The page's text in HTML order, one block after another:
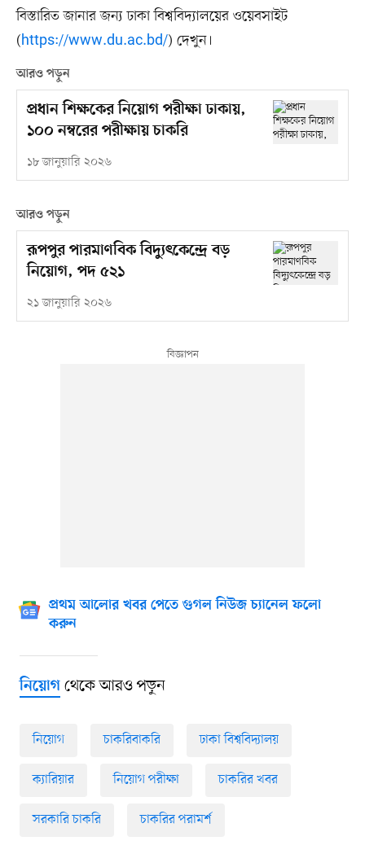
বিস্তারিত জানার জন্য ঢাকা বিশ্ববিদ্যালয়ের ওয়েবসাইট
(https://www.du.ac.bd/) দেখুন।
আরও পড়ুন
প্রধান শিক্ষকের নিয়োগ পরীক্ষা ঢাকায়,
১০০ নম্বরের পরীক্ষায় চাকরি
১৮ জানুয়ারি ২০২৬
আরও পড়ুন
রূপপুর পারমাণবিক বিদ্যুৎকেন্দ্রে বড়
নিয়োগ, পদ ৫২১
২১ জানুয়ারি ২০২৬
প্রথম আলোর খবর পেতে গুগল নিউজ চ্যানেল ফলো
করুন
নিয়োগথেকে আরও পড়ুন
নিয়োগ চাকরিবাকরি ঢাকা বিশ্ববিদ্যালয়
ক্যারিয়ার নিয়োগ পরীক্ষা চাকরির খবর
সরকারি চাকরি চাকরির পরামর্শ